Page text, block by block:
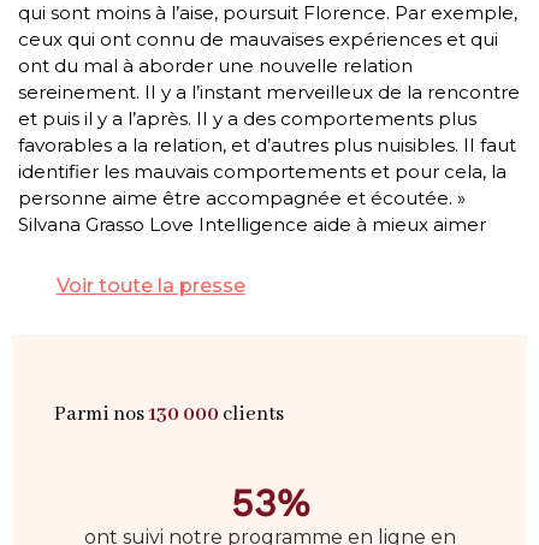
qui sont moins à l’aise, poursuit Florence. Par exemple,
ceux qui ont connu de mauvaises expériences et qui
ont du mal à aborder une nouvelle relation
sereinement. II y a l’instant merveilleux de la rencontre
et puis il y a l’après. II y a des comportements plus
favorables a la relation, et d’autres plus nuisibles. II faut
identifier les mauvais comportements et pour cela, la
personne aime être accompagnée et écoutée. »
Silvana Grasso Love Intelligence aide à mieux aimer
Voir toute la presse
Parmi nos130 000 clients
53%
ont suivi notre programme en ligne en